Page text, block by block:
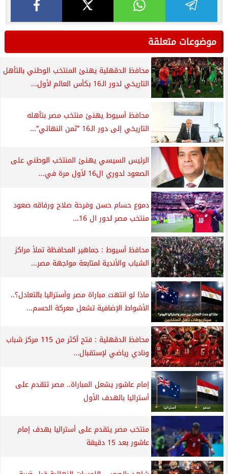
موضوعات متعلقة
محافظ الدقهلية يهنئ المنتخب الوطني بالتأهل
التاريخي لدور الـ16 بكأس العالم لأول...
محافظ أسيوط يهنئ منتخب مصر بتأهله
التاريخي إلى دور الـ16 ”ثمن النهائي”...
الرئيس السيسي يهنئ المنتخب الوطني على
الصعود لدوري ال16 لأول مرة في...
دموع حسام حسن وفرحة صلاح ورفاقه صعود
منتخب مصر لدور ال 16...
محافظ أسيوط : جماهير المحافظة تملأ مراكز
الشباب والأندية لمتابعة مواجهة مصر...
ماذا لو انتهت مباراة مصر وأستراليا بالتعادل؟..
الأشواط الإضافية تشعل معركة الحسم...
محافظ الدقهلية : فتح أكثر من 115 مركز شباب
ونادي رياضي لإستقبال...
إمام عاشور يشعل المباراة.. مصر تتقدم على
أستراليا بالهدف الأول
منتخب مصر يتقدم على أستراليا بهدف إمام
عاشور بعد 15 دقيقة